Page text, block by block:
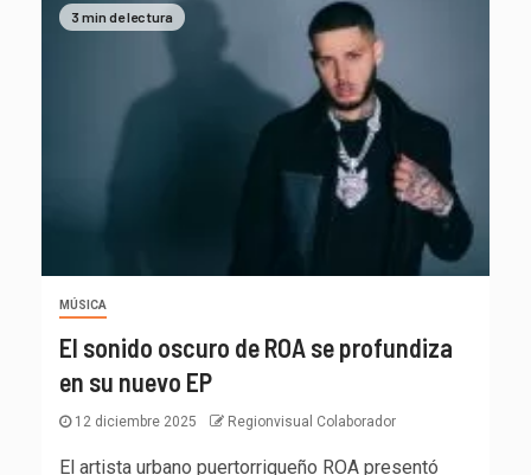
3 min de lectura
MÚSICA
El sonido oscuro de ROA se profundiza
en su nuevo EP
12 diciembre 2025 Regionvisual Colaborador
El artista urbano puertorriqueño ROA presentó